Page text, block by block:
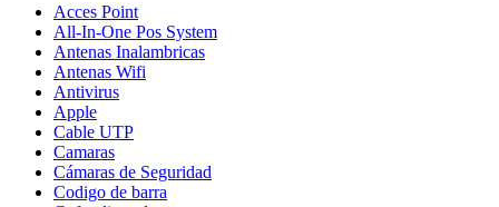
Acces Point
All-In-One Pos System
Antenas Inalambricas
Antenas Wifi
Antivirus
Apple
Cable UTP
Camaras
Cámaras de Seguridad
Codigo de barra